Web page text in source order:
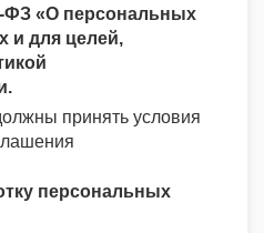
ФЗ «О персональных
и для целей,
принять условия
персональных